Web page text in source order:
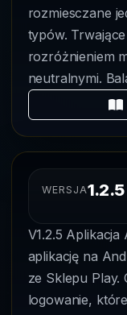
rozmiesczane
typów.
rozróżnieniem
neutralnymi.
WERSJA1.2.5
V1.2.5
aplikację na
ze Sklepu Play.
logowanie,